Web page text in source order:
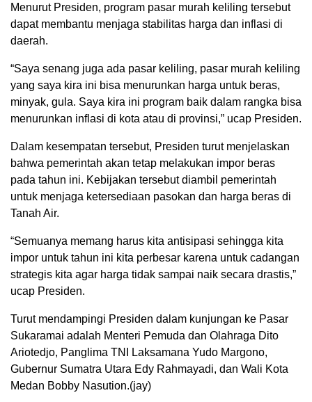
Menurut Presiden, program pasar murah keliling tersebut
dapat membantu menjaga stabilitas harga dan inflasi di
daerah.
“Saya senang juga ada pasar keliling, pasar murah keliling
yang saya kira ini bisa menurunkan harga untuk beras,
minyak, gula. Saya kira ini program baik dalam rangka bisa
menurunkan inflasi di kota atau di provinsi,” ucap Presiden.
Dalam kesempatan tersebut, Presiden turut menjelaskan
bahwa pemerintah akan tetap melakukan impor beras
pada tahun ini. Kebijakan tersebut diambil pemerintah
untuk menjaga ketersediaan pasokan dan harga beras di
Tanah Air.
“Semuanya memang harus kita antisipasi sehingga kita
impor untuk tahun ini kita perbesar karena untuk cadangan
strategis kita agar harga tidak sampai naik secara drastis,”
ucap Presiden.
Turut mendampingi Presiden dalam kunjungan ke Pasar
Sukaramai adalah Menteri Pemuda dan Olahraga Dito
Ariotedjo, Panglima TNI Laksamana Yudo Margono,
Gubernur Sumatra Utara Edy Rahmayadi, dan Wali Kota
Medan Bobby Nasution.(jay)